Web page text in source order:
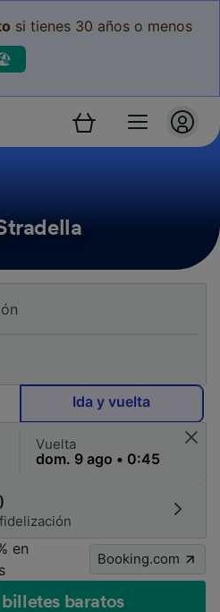
si tienes 30 años o menos
Ida y vuelta
Vuelta
en
Booking.com
baratos